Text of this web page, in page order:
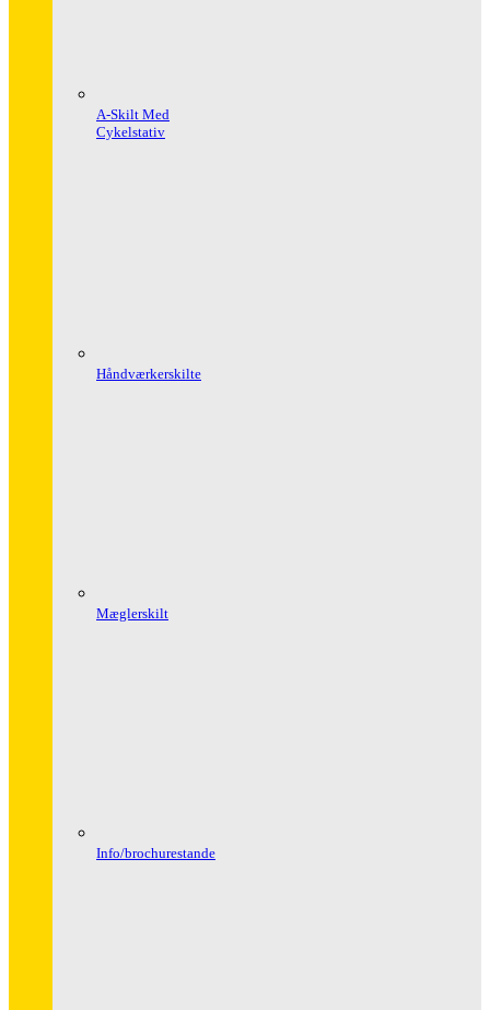
A-Skilt Med
Cykelstativ
Håndværkerskilte
Mæglerskilt
Info/brochurestande